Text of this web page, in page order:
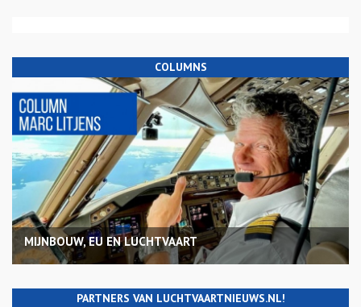
COLUMNS
MIJNBOUW, EU EN LUCHTVAART
PARTNERS VAN LUCHTVAARTNIEUWS.NL!